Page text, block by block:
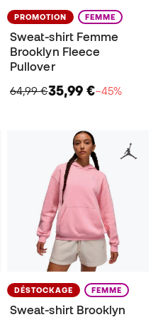
PROMOTION FEMME
Sweat-shirt Femme
Brooklyn Fleece
Pullover
64,99 €35,99 €−45%
DÉSTOCKAGE FEMME
Sweat-shirt Brooklyn